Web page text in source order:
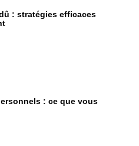
: stratégies efficaces
: ce que vous